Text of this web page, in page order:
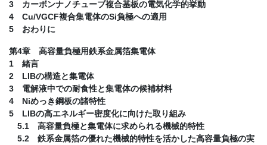
3 カーボンナノチューブ複合基板の電気化学的挙動
4 Cu/VGCF複合集電体のSi負極への適用
5 おわりに
第4章 高容量負極用鉄系金属箔集電体
1 緒言
2 LIBの構造と集電体
3 電解液中での耐食性と集電体の候補材料
4 Niめっき鋼板の諸特性
5 LIBの高エネルギー密度化に向けた取り組み
5.1 高容量負極と集電体に求められる機械的特性
5.2 鉄系金属箔の優れた機械的特性を活かした高容量負極の実